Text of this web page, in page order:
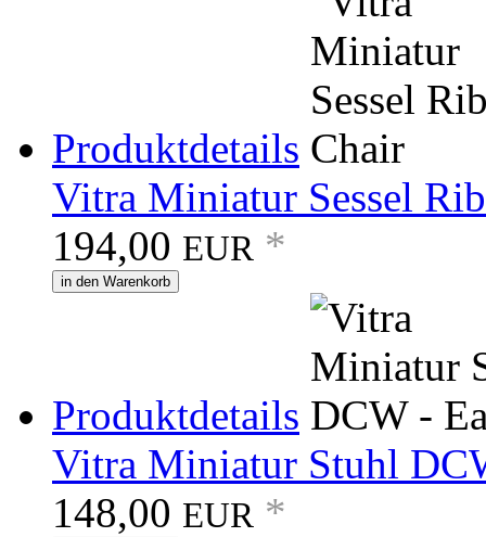
Produktdetails
Vitra Miniatur Sessel
194,00 EUR *
in den Warenkorb
Produktdetails
Vitra Miniatur Stuhl
148,00 EUR *